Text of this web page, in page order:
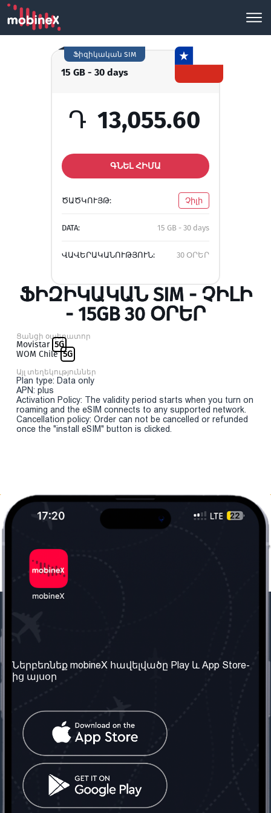
15 GB - 30 days
Ֆիզիկական SIM
Դ 13,055.60
ԳՆԵԼ ՀԻՄԱ
ԾԱԾԿՈՒՅԹ: Չիլի
DATA: 15 GB - 30 days
ՎԱՎԵՐԱԿԱՆՈՒԹՅՈՒՆ: 30 ՕՐԵՐ
ՖԻԶԻԿԱԿԱՆ SIM - ՉԻԼԻ
- 15GB 30 ՕՐԵՐ
Ցանցի օպերատոր
Movistar 5G
WOM Chile 5G
Այլ տեղեկություններ
Plan type: Data only
APN: plus
Activation Policy: The validity period starts when you turn on
roaming and the eSIM connects to any supported network.
Cancellation policy: Order can not be cancelled or refunded
once the "install eSIM" button is clicked.
Մեր մասին
Մեր ծառայությունները
Պայմաններ և դրույթներ
Հաճախ տրվող հարցեր
Կապ մեզ հետ
Միացյալ
Թագավորություն: Մենք
գործընկեր ենք
փնտրում
Տարածել
սոցիալական
ցանցում
Ներբեռնեք mobineX հավելվածը Play և App Store-
ից այսօր